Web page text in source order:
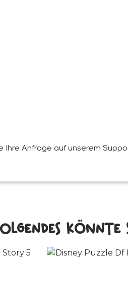
Ihre Anfrage auf unserem
könnte